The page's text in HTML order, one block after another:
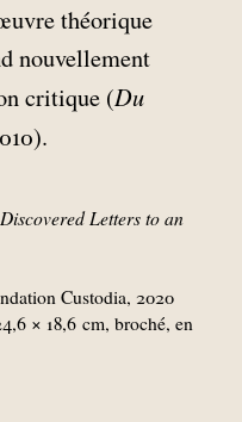
théorique
nouvellement
critique (Du
Letters to an
Custodia, 2020
× 18,6 cm, broché, en